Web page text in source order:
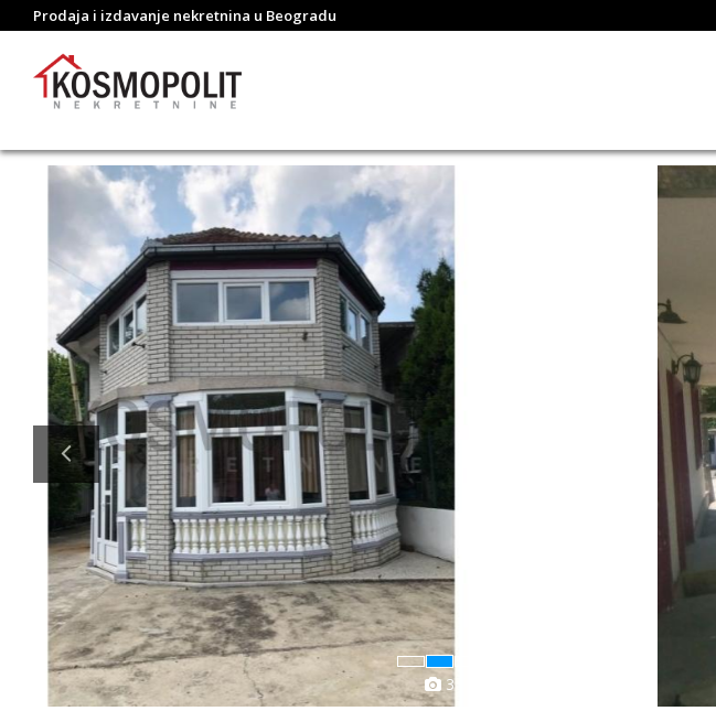
Prodaja i izdavanje nekretnina u Beogradu
3